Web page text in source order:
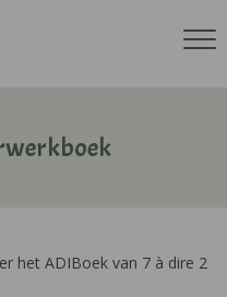
het ADIBoek van 7 à dire 2